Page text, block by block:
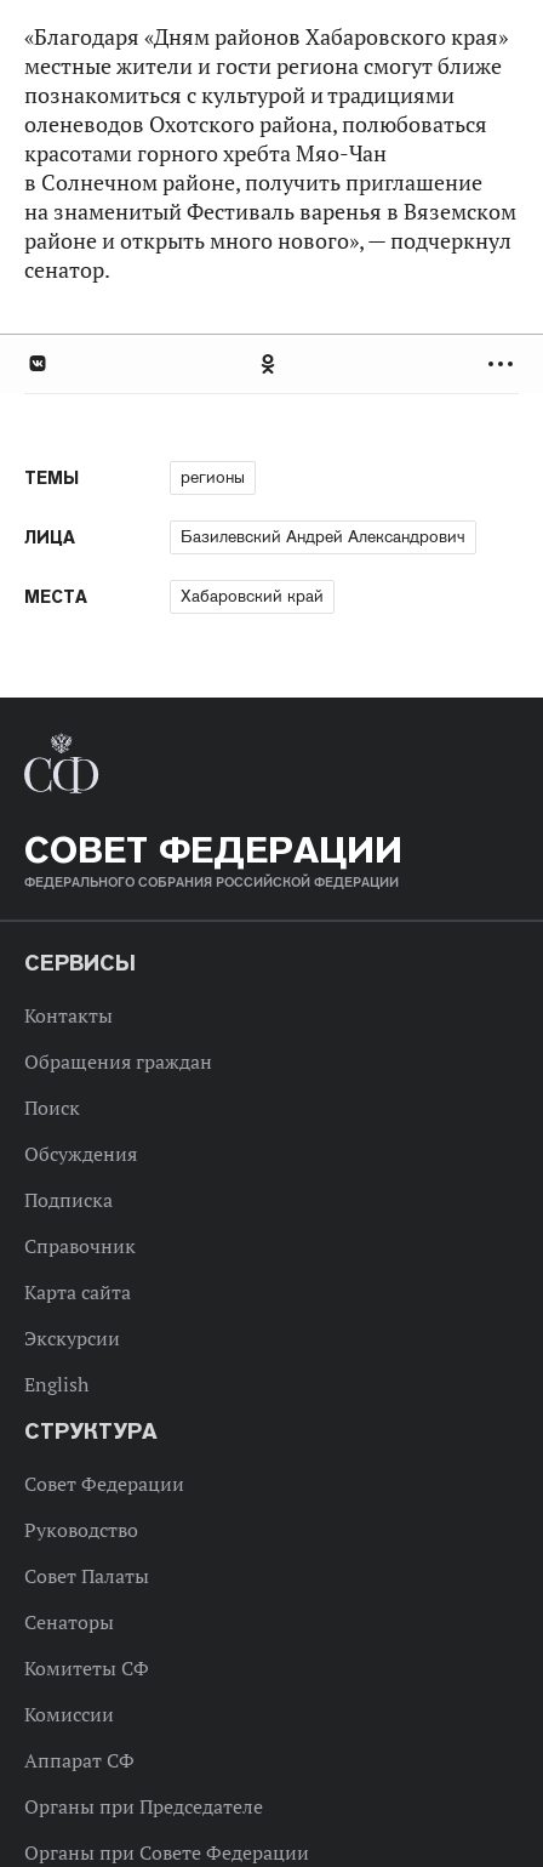
«Благодаря «Дням районов Хабаровского края»
местные жители и гости региона смогут ближе
познакомиться с культурой и традициями
оленеводов Охотского района, полюбоваться
красотами горного хребта Мяо-Чан
в Солнечном районе, получить приглашение
на знаменитый Фестиваль варенья в Вяземском
районе и открыть много нового», — подчеркнул
сенатор.
ТЕМЫ регионы
ЛИЦА Базилевский Андрей Александрович
МЕСТА Хабаровский край
СОВЕТ ФЕДЕРАЦИИ
ФЕДЕРАЛЬНОГО СОБРАНИЯ РОССИЙСКОЙ ФЕДЕРАЦИИ
СЕРВИСЫ
Контакты
Обращения граждан
Поиск
Обсуждения
Подписка
Справочник
Карта сайта
Экскурсии
English
СТРУКТУРА
Совет Федерации
Руководство
Совет Палаты
Сенаторы
Комитеты СФ
Комиссии
Аппарат СФ
Органы при Председателе
Органы при Совете Федерации